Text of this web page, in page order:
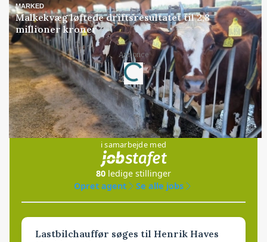
MARKED
Malkekvæg løftede driftsresultatet til 2,8
millioner kroner
Annonce
Loading...
Jobs
i samarbejde med
80 ledige stillinger
Opret agent
Se alle jobs
Lastbilchauffør søges til Henrik Haves